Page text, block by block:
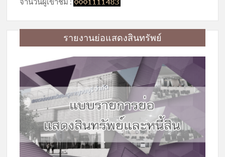
รายงานย่อแสดงสินทรัพย์